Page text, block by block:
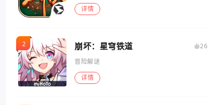
详情
崩坏：星穹铁道
26
冒险解谜
详情